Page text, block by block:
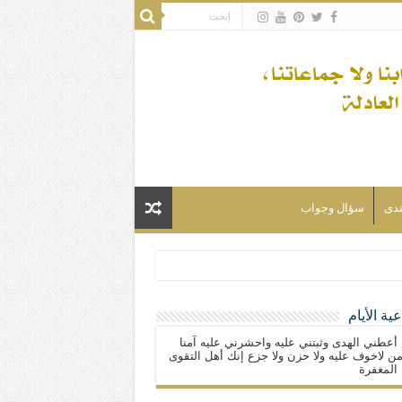
سؤال وجواب
فكلّ المسلمين شيعة.الأيام
أعطني الهدى وثبتني عليه واحشرني عليه آمنا
لاخوف عليه ولا حزن ولا جزع إنك أهل التقوى
المغفرة